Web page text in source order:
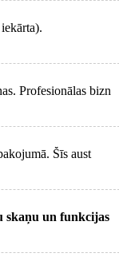
Profesionālas bizn
Šīs aust
skaņu un funkcijas